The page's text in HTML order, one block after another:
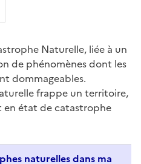
dans le presse-papier
Naturelle, liée à un
de phénomènes dont les
dommageables.
frappe un territoire,
état de catastrophe
naturelles dans ma